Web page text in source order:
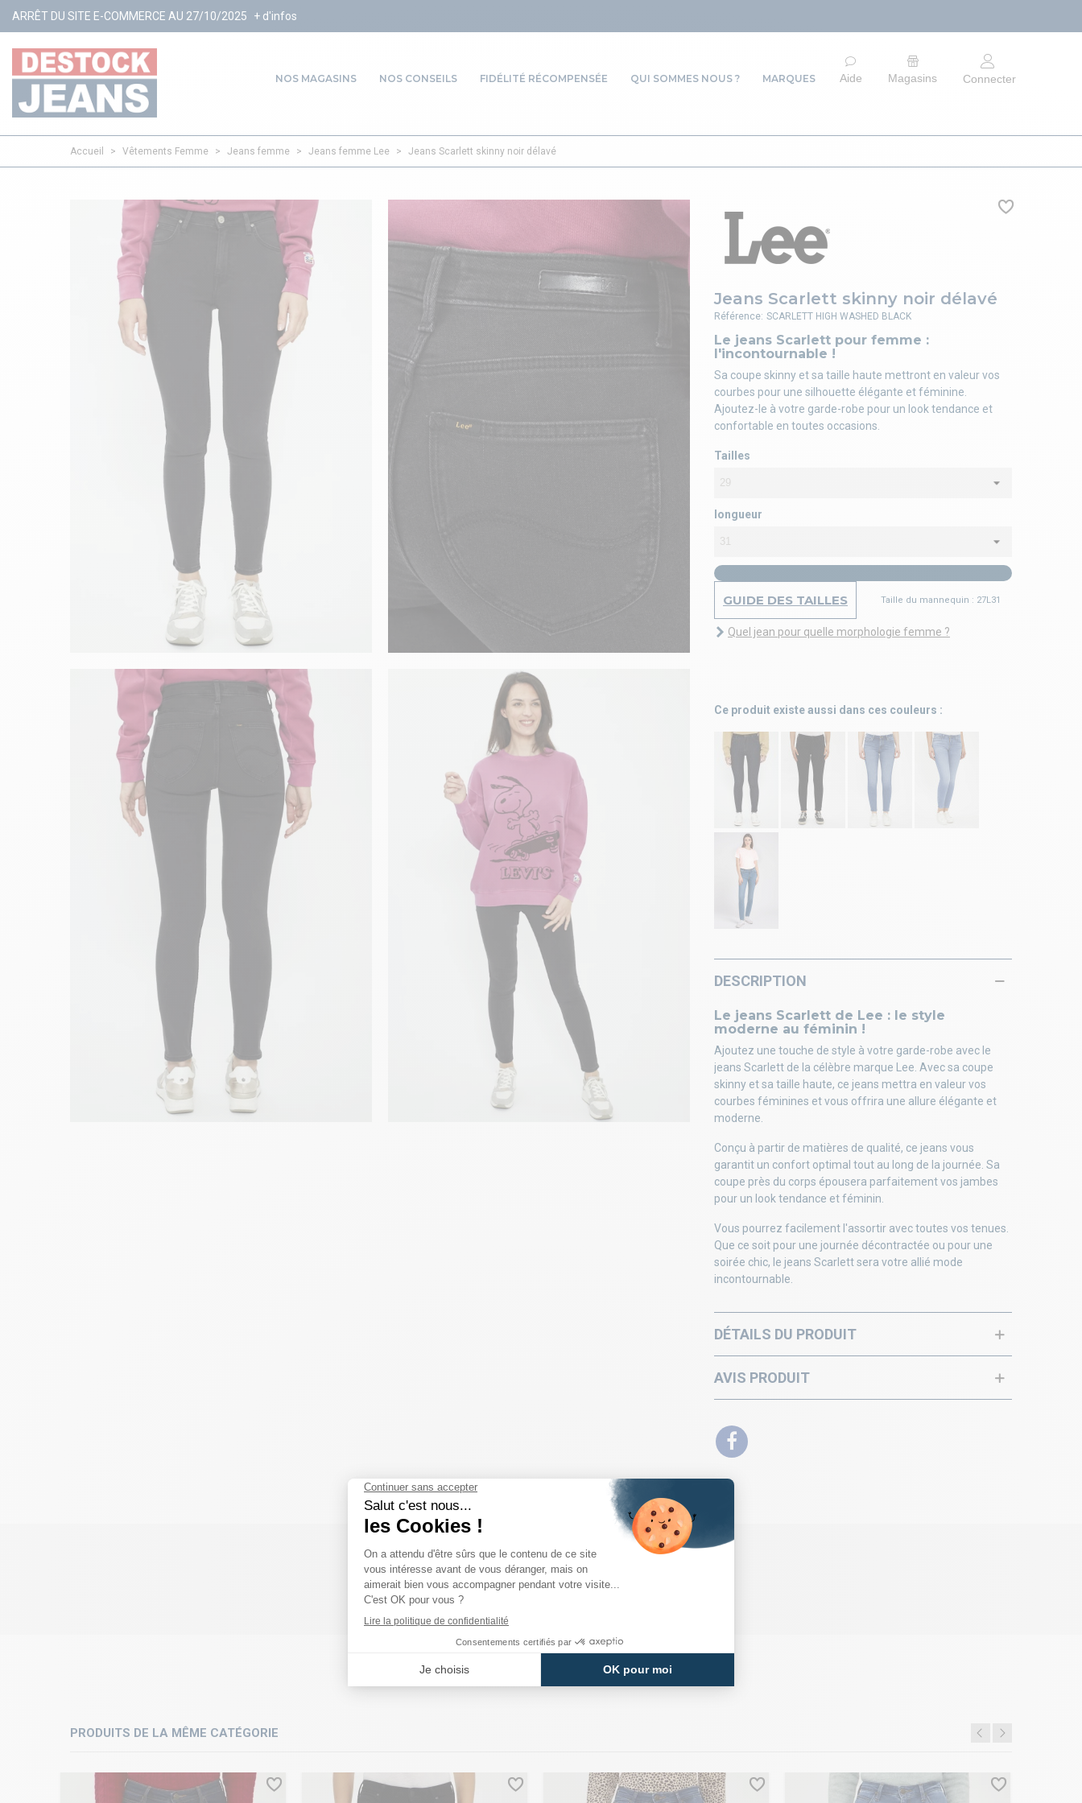
E-COMMERCE AU 27/10/2025 + d'infos
NOS MAGASINS NOS CONSEILS FIDÉLITÉ RÉCOMPENSÉE QUI SOMMES NOUS ? MARQUES Aide Magasins Connecter
Accueil > Vêtements Femme > Jeans femme > Jeans femme Lee > Jeans Scarlett skinny noir délavé
Jeans Scarlett skinny noir délavé
Le jeans Scarlett pour femme :
l'incontournable !
Sa coupe skinny et sa taille haute mettront en valeur vos
courbes pour une silhouette élégante et féminine.
Ajoutez-le à votre garde-robe pour un look tendance et
confortable en toutes occasions.
Tailles
longueur
GUIDE DES TAILLES Taille du mannequin : 27L31
Quel jean pour quelle morphologie femme ?
Référence: SCARLETT HIGH WASHED BLACK
Ce produit existe aussi dans ces couleurs :
DESCRIPTION
Le jeans Scarlett de Lee : le style
moderne au féminin !
Ajoutez une touche de style à votre garde-robe avec le
jeans Scarlett de la célèbre marque Lee. Avec sa coupe
skinny et sa taille haute, ce jeans mettra en valeur vos
courbes féminines et vous offrira une allure élégante et
moderne.
Conçu à partir de matières de qualité, ce jeans vous
garantit un confort optimal tout au long de la journée. Sa
coupe près du corps épousera parfaitement vos jambes
pour un look tendance et féminin.
Vous pourrez facilement l'assortir avec toutes vos tenues.
Que ce soit pour une journée décontractée ou pour une
soirée chic, le jeans Scarlett sera votre allié mode
incontournable.
DÉTAILS DU PRODUIT
AVIS PRODUIT
PRODUITS DE LA MÊME CATÉGORIE